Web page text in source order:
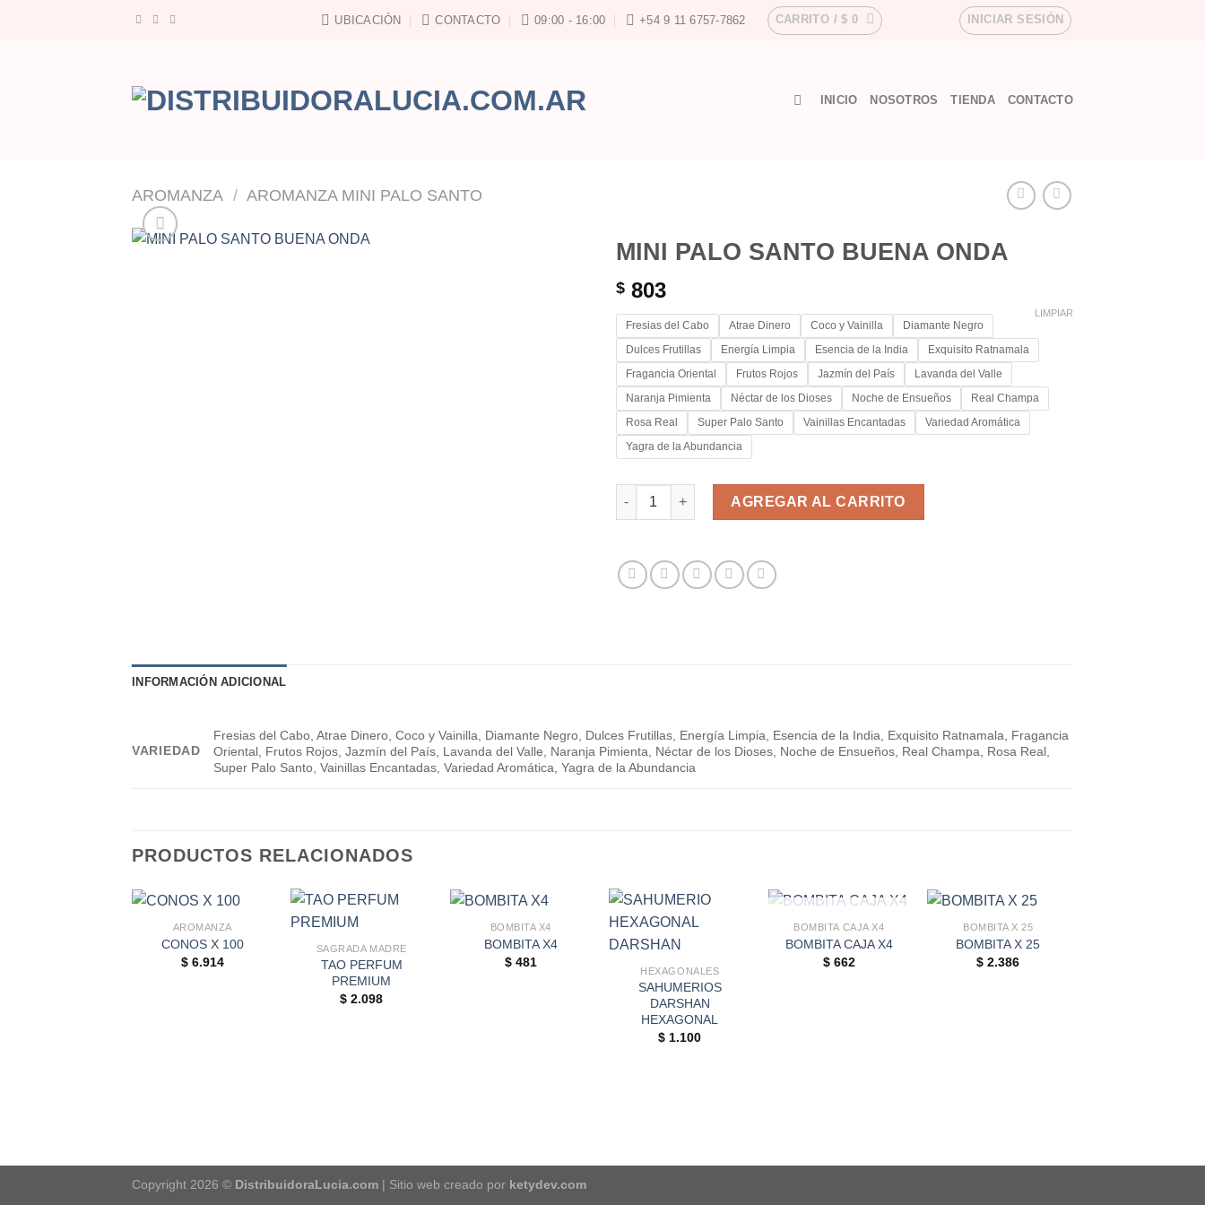
UBICACIÓN CONTACTO 09:00 - 16:00 +54 9 11 6757-7862 CARRITO /$ 0 INICIAR SESIÓN
INICIO NOSOTROS TIENDA CONTACTO
AROMANZA / AROMANZA MINI PALO SANTO
MINI PALO SANTO BUENA ONDA
$ 803
Fresias del Cabo Atrae Dinero Coco y Vainilla
Diamante Negro
Dulces Frutillas
Energía Limpia Esencia de la India
Exquisito Ratnamala
Fragancia Oriental
Frutos Rojos Jazmín del País
Lavanda del Valle
Naranja Pimienta
Néctar de los Dioses Noche de Ensueños
Real Champa
Rosa Real
Super Palo Santo Vainillas Encantadas
Variedad Aromática
Yagra de la Abundancia
LIMPIAR
MINI PALO SANTO BUENA ONDA cantidad
AGREGAR AL CARRITO
INFORMACIÓN ADICIONAL
VARIEDAD
Fresias del Cabo, Atrae Dinero, Coco y Vainilla, Diamante Negro, Dulces Frutillas, Energía Limpia, Esencia de la India, Exquisito Ratnamala, Fragancia
Oriental, Frutos Rojos, Jazmín del País, Lavanda del Valle, Naranja Pimienta, Néctar de los Dioses, Noche de Ensueños, Real Champa, Rosa Real,
Super Palo Santo, Vainillas Encantadas, Variedad Aromática, Yagra de la Abundancia
PRODUCTOS RELACIONADOS
AROMANZA
CONOS X 100
$6.914
SAGRADA MADRE
TAO PERFUM
PREMIUM
$ 2.098
BOMBITA X4
BOMBITA X4
$481
HEXAGONALES
SAHUMERIOS
DARSHAN
HEXAGONAL
$ 1.100
AGOTADO
BOMBITA CAJA X4
BOMBITA CAJA X4
$662
BOMBITA X 25
BOMBITA X 25
$ 2.386
Copyright 2026 © DistribuidoraLucia.com | Sitio web creado por ketydev.com